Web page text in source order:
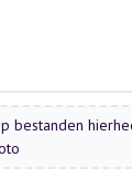
bestanden